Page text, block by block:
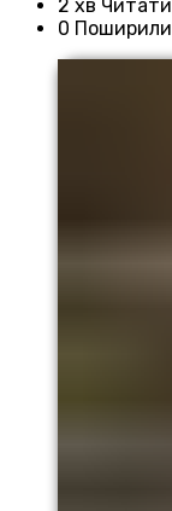
2 хв Читати
0 Поширили